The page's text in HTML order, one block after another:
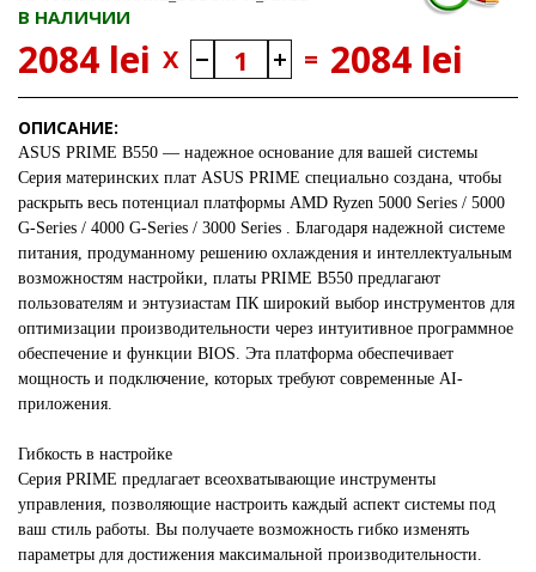
В НАЛИЧИИ
2084 lei X = 2084 lei
ОПИСАНИЕ:
ASUS PRIME B550 — надежное основание для вашей системы
Серия материнских плат ASUS PRIME специально создана, чтобы
раскрыть весь потенциал платформы AMD Ryzen 5000 Series / 5000
G-Series / 4000 G-Series / 3000 Series . Благодаря надежной системе
питания, продуманному решению охлаждения и интеллектуальным
возможностям настройки, платы PRIME B550 предлагают
пользователям и энтузиастам ПК широкий выбор инструментов для
оптимизации производительности через интуитивное программное
обеспечение и функции BIOS. Эта платформа обеспечивает
мощность и подключение, которых требуют современные AI-
приложения.
Гибкость в настройке
Серия PRIME предлагает всеохватывающие инструменты
управления, позволяющие настроить каждый аспект системы под
ваш стиль работы. Вы получаете возможность гибко изменять
параметры для достижения максимальной производительности.